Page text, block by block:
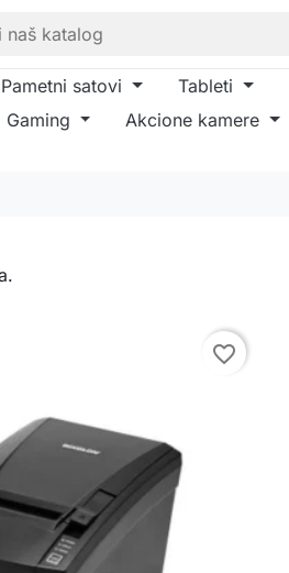
Pametni satovi Tableti
Gaming Akcione kamere
favorite_border